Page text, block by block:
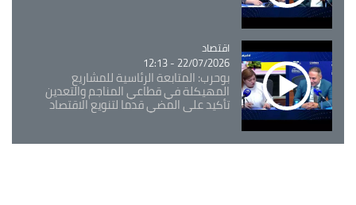
Catégorie
اقتصاد
22/07/2026 - 12:13
بوحرب: المتابعة الرئاسية للمشاريع
المهيكلة في قطاعي المناجم والتعدين
تأكيد على المضي قدما لتنويع الاقتصاد